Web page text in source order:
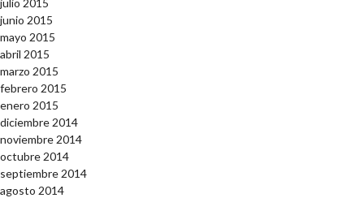
junio 2015
mayo 2015
abril 2015
marzo 2015
febrero 2015
enero 2015
diciembre 2014
noviembre 2014
octubre 2014
septiembre 2014
agosto 2014